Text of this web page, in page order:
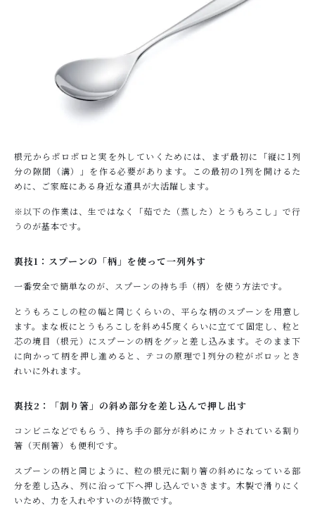
根元からポロポロと実を外していくためには、まず最初に「縦に1列
分の隙間（溝）」を作る必要があります。この最初の1列を開けるた
めに、ご家庭にある身近な道具が大活躍します。
※以下の作業は、生ではなく「茹でた（蒸した）とうもろこし」で行
うのが基本です。
裏技1：スプーンの「柄」を使って一列外す
一番安全で簡単なのが、スプーンの持ち手（柄）を使う方法です。
とうもろこしの粒の幅と同じくらいの、平らな柄のスプーンを用意し
ます。まな板にとうもろこしを斜め45度くらいに立てて固定し、粒と
芯の境目（根元）にスプーンの柄をグッと差し込みます。そのまま下
に向かって柄を押し進めると、テコの原理で1列分の粒がボロッとき
れいに外れます。
裏技2：「割り箸」の斜め部分を差し込んで押し出す
コンビニなどでもらう、持ち手の部分が斜めにカットされている割り
箸（天削箸）も便利です。
スプーンの柄と同じように、粒の根元に割り箸の斜めになっている部
分を差し込み、列に沿って下へ押し込んでいきます。木製で滑りにく
いため、力を入れやすいのが特徴です。